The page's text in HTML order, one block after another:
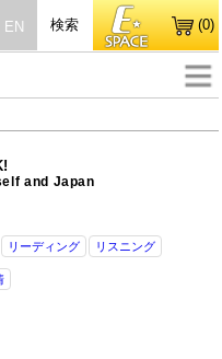
EN 検索 (0)
and Japan
リーディング リスニング